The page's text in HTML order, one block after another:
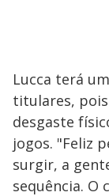
Lucca terá
titulares,
desgaste
jogos. "Feliz
surgir, a
sequência. O